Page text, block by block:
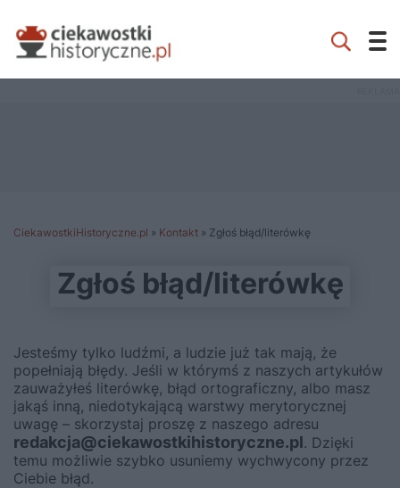
CiekawostkiHistoryczne.pl » Kontakt » Zgłoś błąd/literówkę
Zgłoś błąd/literówkę
Jesteśmy tylko ludźmi, a ludzie już tak mają, że
popełniają błędy. Jeśli w którymś z naszych artykułów
zauważyłeś literówkę, błąd ortograficzny, albo masz
jakąś inną, niedotykającą warstwy merytorycznej
uwagę – skorzystaj proszę z naszego adresu
redakcja@ciekawostkihistoryczne.pl. Dzięki
temu możliwie szybko usuniemy wychwycony przez
Ciebie błąd.